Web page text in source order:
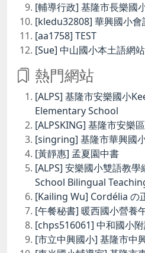
[輔導行政] 基隆市長樂國
[kledu32808] 華興國小會
[aa1758] TEST
[Sue] 中山國小本土語網站
熱門網站
[ALPS] 基隆市安樂國小
Elementary School
[ALPSKING] 基隆市安樂
[singring] 基隆市華興國
[黃靜惠] 孟夏園中書
[ALPS] 安樂國小雙語教
School Bilingual
[Kailing Wu] Cordélia の
[午餐秘書] 暖西國小營養
[chps516061] 中和國小
[市立中興國小] 基隆市中